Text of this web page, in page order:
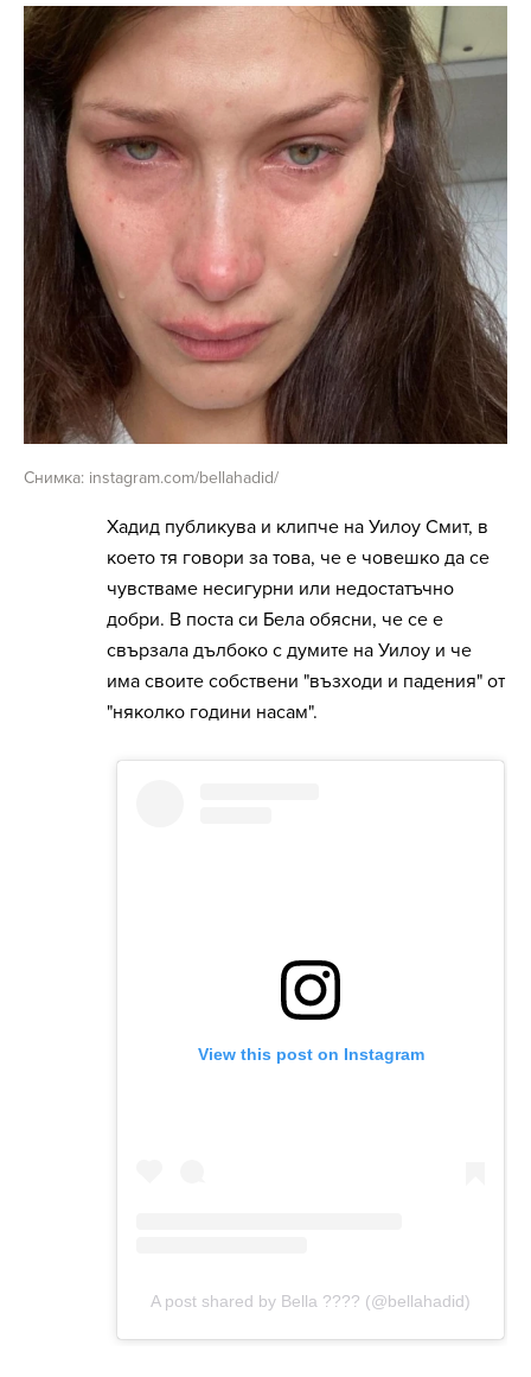
Снимка: instagram.com/bellahadid/
Хадид публикува и клипче на Уилоу Смит, в
което тя говори за това, че е човешко да се
чувстваме несигурни или недостатъчно
добри. В поста си Бела обясни, че се е
свързала дълбоко с думите на Уилоу и че
има своите собствени "възходи и падения" от
"няколко години насам".